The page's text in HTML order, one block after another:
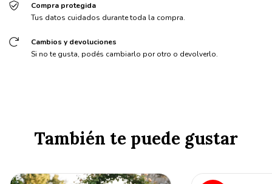
Compra protegida
Tus datos cuidados durante toda la compra.
Cambios y devoluciones
Si no te gusta, podés cambiarlo por otro o devolverlo.
También te puede gustar